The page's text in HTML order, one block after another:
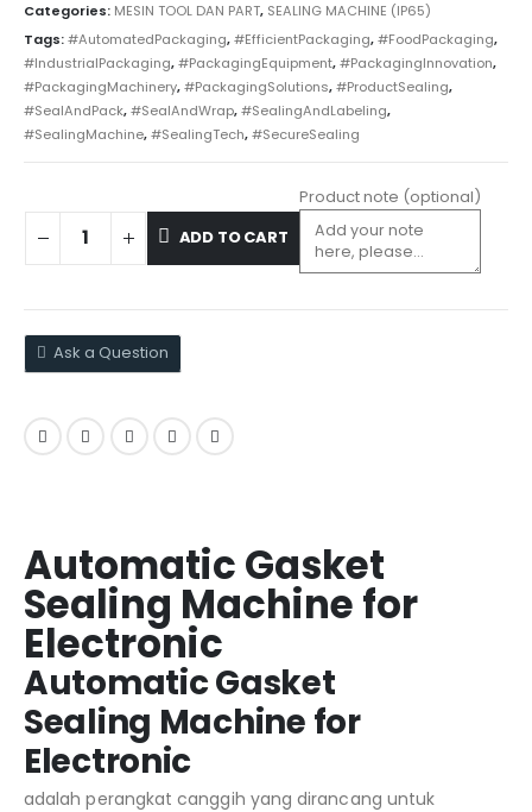
Categories: MESIN TOOL DAN PART, SEALING MACHINE (IP65)
Tags:#AutomatedPackaging,#EfficientPackaging,#FoodPackaging,
#IndustrialPackaging,#PackagingEquipment,#PackagingInnovation,
#PackagingMachinery,#PackagingSolutions,#ProductSealing,
#SealAndPack,#SealAndWrap,#SealingAndLabeling,
#SealingMachine,#SealingTech,#SecureSealing
ADD TO CART
Product note (optional)
Ask a Question
Automatic Gasket
Sealing Machine for
Electronic
Automatic Gasket
Sealing Machine for
Electronic
adalah perangkat canggih yang dirancang untuk